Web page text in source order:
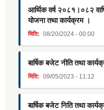
आर्थिक वर्ष २०८१।०८२
योजना तथा कार्यक्रम ।
मिति: 08/20/2024 - 00:00
बार्षिक बजेट नीति तथा
मिति: 09/05/2023 - 11:12
बार्षिक बजेट निति तथा